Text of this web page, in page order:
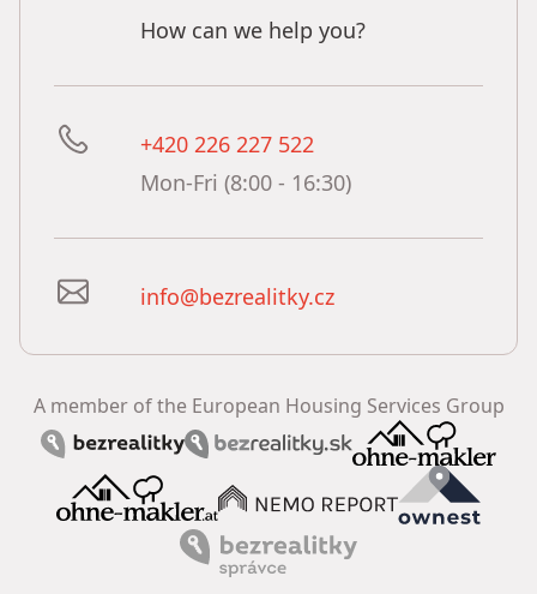
How can we help you?
+420 226 227 522
Mon-Fri (8:00 - 16:30)
info@bezrealitky.cz
A member of the European Housing Services Group